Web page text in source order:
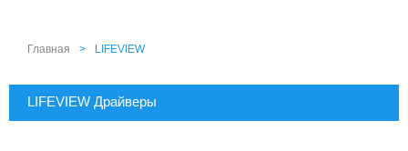
Главная > LIFEVIEW
LIFEVIEW Драйверы